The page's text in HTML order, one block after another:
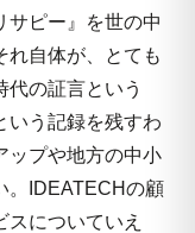
サピー』を世の中
れ自体が、とても
の証言という
いう記録を残すわ
ップや地方の中小
。IDEATECHの顧
についていえ